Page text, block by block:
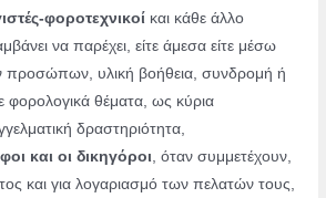
φοροτεχνικοί και κάθε άλλο
να παρέχει, είτε άμεσα είτε μέσω
προσώπων, υλική βοήθεια, συνδρομή ή
φορολογικά θέματα, ως κύρια
δραστηριότητα,
και οι δικηγόροι , όταν συμμετέχουν,
και για λογαριασμό των πελατών τους,